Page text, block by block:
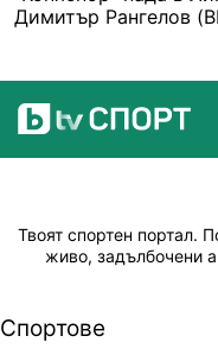
Димитър Рангелов
Твоят спортен портал.
живо, задълбочени
Спортове